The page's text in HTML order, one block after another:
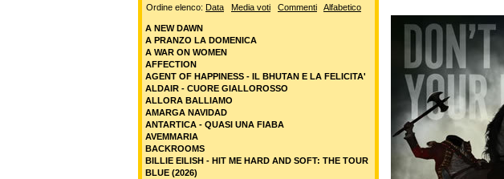
Ordine elenco: Data Media voti Commenti Alfabetico
A NEW DAWN
A PRANZO LA DOMENICA
A WAR ON WOMEN
AFFECTION
AGENT OF HAPPINESS - IL BHUTAN E LA FELICITA'
ALDAIR - CUORE GIALLOROSSO
ALLORA BALLIAMO
AMARGA NAVIDAD
ANTARTICA - QUASI UNA FIABA
AVEMMARIA
BACKROOMS
BILLIE EILISH - HIT ME HARD AND SOFT: THE TOUR
BLUE (2026)